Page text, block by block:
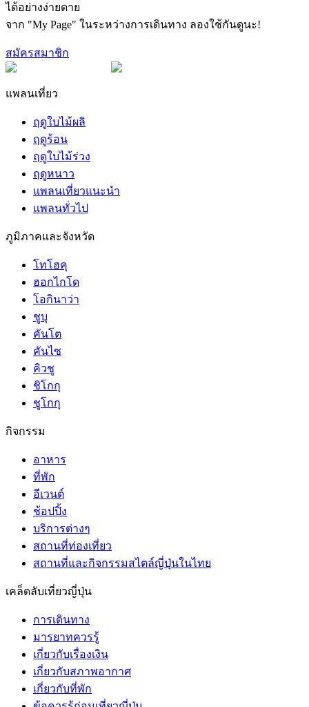
ได้อย่างง่ายดาย
จาก "My Page" ในระหว่างการเดินทาง ลองใช้กันดูนะ!
สมัครสมาชิก
แพลนเที่ยว
ฤดูใบไม้ผลิ
ฤดูร้อน
ฤดูใบไม้ร่วง
ฤดูหนาว
แพลนเที่ยวแนะนำ
แพลนทั่วไป
ภูมิภาคและจังหวัด
โทโฮคุ
ฮอกไกโด
โอกินาว่า
ชูบุ
คันโต
คันไซ
คิวชู
ชิโกกุ
ชูโกกุ
กิจกรรม
อาหาร
ที่พัก
อีเวนต์
ช้อปปิ้ง
บริการต่างๆ
สถานที่ท่องเที่ยว
สถานที่และกิจกรรมสไตล์ญี่ปุ่นในไทย
เคล็ดลับเที่ยวญี่ปุ่น
การเดินทาง
มารยาทควรรู้
เกี่ยวกับเรื่องเงิน
เกี่ยวกับสภาพอากาศ
เกี่ยวกับที่พัก